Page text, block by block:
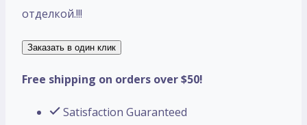
отделкой.!!!
Заказать в один клик
Free shipping on orders over $50!
Satisfaction Guaranteed